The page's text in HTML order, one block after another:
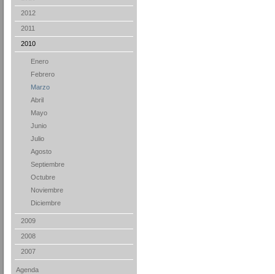
2012
2011
2010
Enero
Febrero
Marzo
Abril
Mayo
Junio
Julio
Agosto
Septiembre
Octubre
Noviembre
Diciembre
2009
2008
2007
Agenda